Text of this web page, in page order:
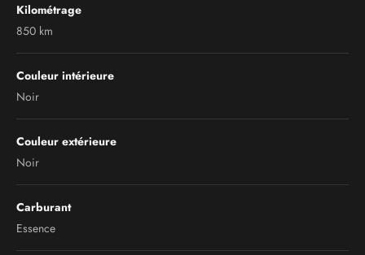
Kilométrage
850 km
Couleur intérieure
Noir
Couleur extérieure
Noir
Carburant
Essence